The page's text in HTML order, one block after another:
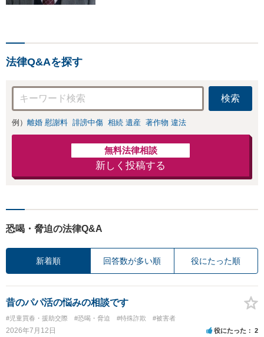
法律Q&Aを探す
検索
例） 離婚 慰謝料 誹謗中傷 相続 遺産 著作物 違法
無料法律相談
新しく投稿する
恐喝・脅迫の法律Q&A
新着順 回答数が多い順 役にたった順
昔のパパ活の悩みの相談です
#児童買春・援助交際 #恐喝・脅迫 #特殊詐欺 #被害者
2026年7月12日 役にたった 2